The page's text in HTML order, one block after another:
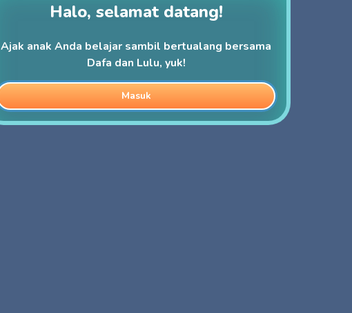
Halo, selamat datang!
Ajak anak Anda belajar sambil bertualang bersama
Dafa dan Lulu, yuk!
Masuk